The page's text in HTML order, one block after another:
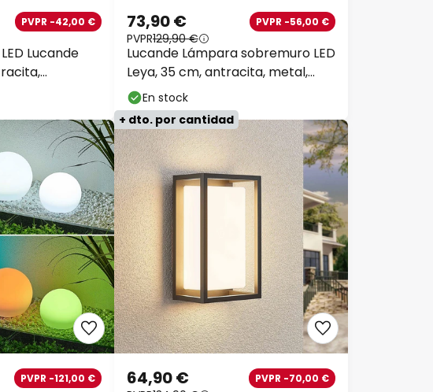
Lucande
PVPR -42,00 €
Lucande Lámpara sobremuro LED
Leya, 35 cm, antracita, metal,
IP54
73,90 € PVPR -56,00 €
PVPR129,90 €
En stock
PVPR -121,00 €
+ dto. por cantidad
64,90 € PVPR -70,00 €